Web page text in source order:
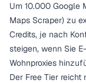
Um 10.000 Google
Maps Scraper) zu
Credits, je nach
steigen, wenn Sie
Wohnproxies
Der Free Tier